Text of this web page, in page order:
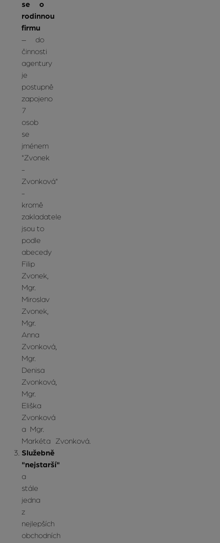
se o
rodinnou
firmu
– do
činnosti
agentury
je
postupně
zapojeno
7
osob
se
jménem
"Zvonek
-
Zvonková"
-
kromě
zakladatele
jsou to
podle
abecedy
Filip
Zvonek,
Mgr.
Miroslav
Zvonek,
Mgr.
Anna
Zvonková,
Mgr.
Denisa
Zvonková,
Mgr.
Eliška
Zvonková
a Mgr.
Markéta Zvonková.
Služebně
"nejstarší"
a
stále
jedna
z
nejlepších
obchodních